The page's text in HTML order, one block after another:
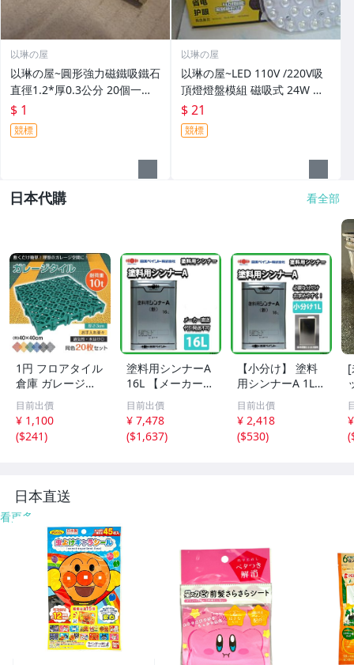
以琳の屋
以琳の屋~圓形強力磁鐵吸鐵石
直徑1.2*厚0.3公分 20個一賣
『一元起標』---B3-(ZZ3581)
$ 1
競標
以琳の屋
以琳の屋~LED 110V /220V吸
頂燈燈盤模組 磁吸式 24W 白
光 『 一元起標』-D2-18(ZZ39
45)1
$ 21
競標
日本代購 看全部
1円 フロアタイル
倉庫 ガレージタ
イル タイル ガレ
ージマット 床タ
イル ガレージ 床
マット フロアマ
7
目前出價
¥ 1,100
($241)
塗料用シンナーA
16L 【メーカー直
送便/代引不可】
日本ペイント 塗
料 Z03
目前出價
¥ 7,478
($1,637)
【小分け】 塗料
用シンナーA 1L
【メーカー直送
便/代引不可】 日
本ペイント 塗料
Z25
目前出價
¥ 2,418
($530)
[
(
日本直送
看更多